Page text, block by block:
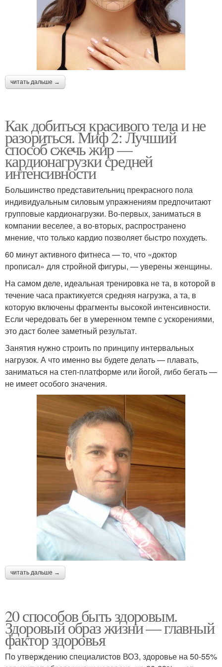
читать дальше →
Как добиться красивого тела и не
разориться. Миф 2: Лучший
способ сжечь жир —
кардионагрузки средней
интенсивности
Большинство представительниц прекрасного пола
индивидуальным силовым упражнениям предпочитают
групповые кардионагрузки. Во-первых, заниматься в
компании веселее, а во-вторых, распространено
мнение, что только кардио позволяет быстро похудеть.
60 минут активного фитнеса — то, что «доктор
прописал» для стройной фигуры, — уверены женщины.
На самом деле, идеальная тренировка не та, в которой в
течение часа практикуется средняя нагрузка, а та, в
которую включены фрагменты высокой интенсивности.
Если чередовать бег в умеренном темпе с ускорениями,
это даст более заметный результат.
Занятия нужно строить по принципу интервальных
нагрузок. А что именно вы будете делать — плавать,
заниматься на степ-платформе или йогой, либо бегать —
не имеет особого значения.
читать дальше →
20 способов быть здоровым.
Здоровый образ жизни — главный
фактор здоровья
По утверждению специалистов ВОЗ, здоровье на 50-55%